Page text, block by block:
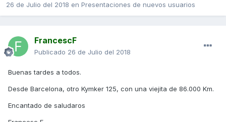
26 de Julio del 2018 en Presentaciones de nuevos usuarios
FrancescF
Publicado 26 de Julio del 2018
Buenas tardes a todos.
Desde Barcelona, otro Kymker 125, con una viejita de 86.000 Km.
Encantado de saludaros